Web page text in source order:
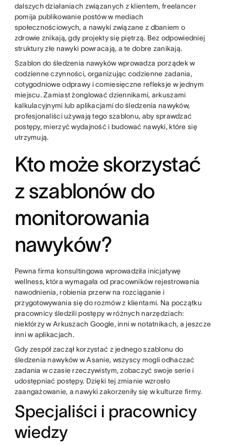
dalszych działaniach związanych z klientem, freelancer
pomija publikowanie postów w mediach
społecznościowych, a nawyki związane z dbaniem o
zdrowie znikają, gdy projekty się piętrzą. Bez odpowiedniej
struktury złe nawyki powracają, a te dobre zanikają.
Szablon do śledzenia nawyków wprowadza porządek w
codzienne czynności, organizując codzienne zadania,
cotygodniowe odprawy i comiesięczne refleksje w jednym
miejscu. Zamiast żonglować dziennikami, arkuszami
kalkulacyjnymi lub aplikacjami do śledzenia nawyków,
profesjonaliści używają tego szablonu, aby sprawdzać
postępy, mierzyć wydajność i budować nawyki, które się
utrzymują.
Kto może skorzystać
z szablonów do
monitorowania
nawyków?
Pewna firma konsultingowa wprowadziła inicjatywę
wellness, która wymagała od pracowników rejestrowania
nawodnienia, robienia przerw na rozciąganie i
przygotowywania się do rozmów z klientami. Na początku
pracownicy śledzili postępy w różnych narzędziach:
niektórzy w Arkuszach Google, inni w notatnikach, a jeszcze
inni w aplikacjach.
Gdy zespół zaczął korzystać z jednego szablonu do
śledzenia nawyków w Asanie, wszyscy mogli odhaczać
zadania w czasie rzeczywistym, zobaczyć swoje serie i
udostępniać postępy. Dzięki tej zmianie wzrosło
zaangażowanie, a nawyki zakorzeniły się w kulturze firmy.
Specjaliści i pracownicy
wiedzy